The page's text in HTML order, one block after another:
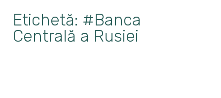
Etichetă: #Banca
Centrală a Rusiei